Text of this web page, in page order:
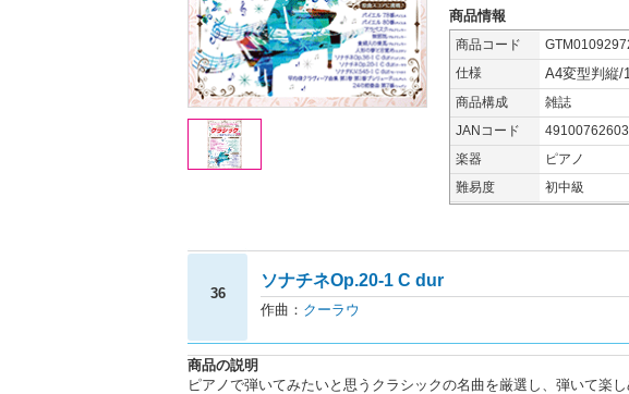
商品情報
商品コード
仕様
A4変型判縦/
商品構成
雑誌
JANコード
楽器
ピアノ
難易度
初中級
36
ソナチネOp.20-1 C dur
作曲： クーラウ
商品の説明
ピアノで弾いてみたいと思うクラシックの名曲を厳選し、弾いて楽